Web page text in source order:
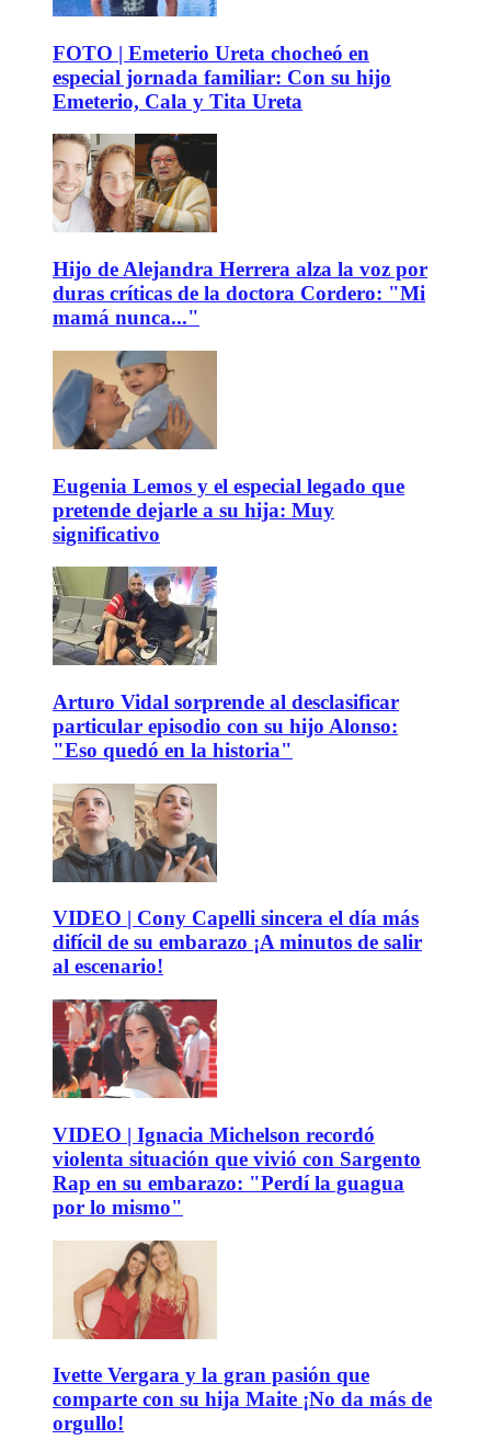
FOTO | Emeterio Ureta chocheó en
especial jornada familiar: Con su hijo
Emeterio, Cala y Tita Ureta
Hijo de Alejandra Herrera alza la voz por
duras críticas de la doctora Cordero: "Mi
mamá nunca..."
Eugenia Lemos y el especial legado que
pretende dejarle a su hija: Muy
significativo
Arturo Vidal sorprende al desclasificar
particular episodio con su hijo Alonso:
"Eso quedó en la historia"
VIDEO | Cony Capelli sincera el día más
difícil de su embarazo ¡A minutos de salir
al escenario!
VIDEO | Ignacia Michelson recordó
violenta situación que vivió con Sargento
Rap en su embarazo: "Perdí la guagua
por lo mismo"
Ivette Vergara y la gran pasión que
comparte con su hija Maite ¡No da más de
orgullo!